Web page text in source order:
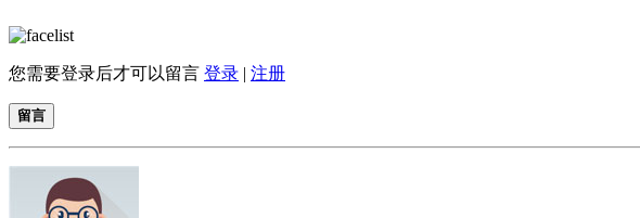
您需要登录后才可以留言 登录 | 注册
留言